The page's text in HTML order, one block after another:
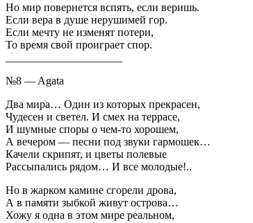
Но мир повернется вспять, если веришь.
Если вера в душе нерушимей гор.
Если мечту не изменят потери,
То время свой проиграет спор.
№8 — Agata
Два мира… Один из которых прекрасен,
Чудесен и светел. И смех на террасе,
И шумные споры о чем-то хорошем,
А вечером — песни под звуки гармошек…
Качели скрипят, и цветы полевые
Рассыпались рядом… И все молодые!..
Но в жарком камине сгорели дрова,
А в памяти зыбкой живут острова…
Хожу я одна в этом мире реальном,